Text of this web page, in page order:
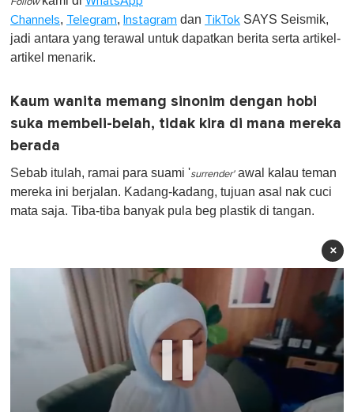
Channels, Telegram, Instagram dan TikTok SAYS Seismik,
jadi antara yang terawal untuk dapatkan berita serta artikel-
artikel menarik.
Kaum wanita memang sinonim dengan hobi
suka membeli-belah, tidak kira di mana mereka
berada
Sebab itulah, ramai para suami 'surrender'awal kalau teman
mereka ini berjalan. Kadang-kadang, tujuan asal nak cuci
mata saja. Tiba-tiba banyak pula beg plastik di tangan.
×